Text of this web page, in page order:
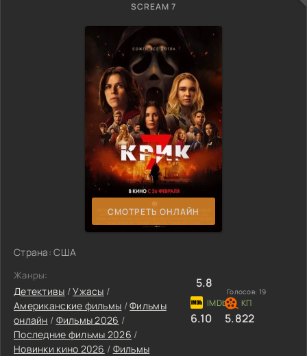
SCREAM 7
СМОТРЕТЬ ОНЛАЙН
Страна: США
Жанры:
Детективы /Ужасы /
Американские фильмы /Фильмы
онлайн / Фильмы 2026 /
Последние фильмы 2026 /
Новинки кино 2026 / Фильмы
5.8
Голосов: 19
6.10 5.822